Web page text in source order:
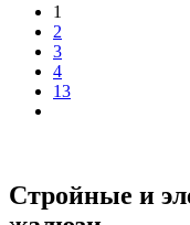
1
2
3
4
13
Стройные и